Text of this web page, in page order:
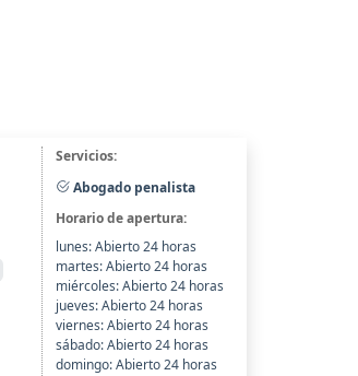
Servicios:
Abogado penalista
Horario de apertura:
lunes: Abierto 24 horas
martes: Abierto 24 horas
miércoles: Abierto 24 horas
jueves: Abierto 24 horas
viernes: Abierto 24 horas
sábado: Abierto 24 horas
domingo: Abierto 24 horas